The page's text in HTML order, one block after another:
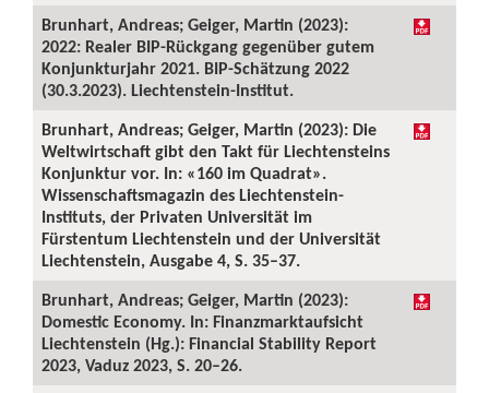
Brunhart, Andreas; Geiger, Martin (2023):
2022: Realer BIP-Rückgang gegenüber gutem
Konjunkturjahr 2021. BIP-Schätzung 2022
(30.3.2023). Liechtenstein-Institut.
Brunhart, Andreas; Geiger, Martin (2023): Die
Weltwirtschaft gibt den Takt für Liechtensteins
Konjunktur vor. In: «160 im Quadrat».
Wissenschaftsmagazin des Liechtenstein-
Instituts, der Privaten Universität im
Fürstentum Liechtenstein und der Universität
Liechtenstein, Ausgabe 4, S. 35–37.
Brunhart, Andreas; Geiger, Martin (2023):
Domestic Economy. In: Finanzmarktaufsicht
Liechtenstein (Hg.): Financial Stability Report
2023, Vaduz 2023, S. 20–26.